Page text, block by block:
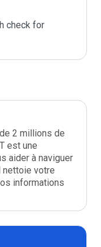
check for
2 millions de
est une
aider à naviguer
nettoie votre
informations